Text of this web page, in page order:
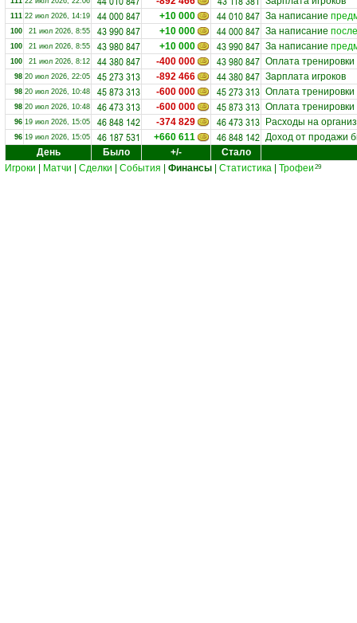
111 22 июл 2026, 14:19 44 000 847 +10 000 44 010 847 За написание
100 21 июл 2026, 8:55 43 990 847 +10 000 44 000 847 За написание
100 21 июл 2026, 8:55 43 980 847 +10 000 43 990 847 За написание
100 21 июл 2026, 8:12 44 380 847 -400 000 43 980 847 Оплата
98 20 июл 2026, 22:05 45 273 313 -892 466 44 380 847 Зарплата игроков
98 20 июл 2026, 10:48 45 873 313 -600 000 45 273 313 Оплата
98 20 июл 2026, 10:48 46 473 313 -600 000 45 873 313 Оплата
96 19 июл 2026, 15:05 46 848 142 -374 829 46 473 313 Расходы на
96 19 июл 2026, 15:05 46 187 531 +660 611 46 848 142 Доход от продажи
День
Было +/-
Стало
Игроки
Матчи Сделки События Финансы Статистика Трофеи 29